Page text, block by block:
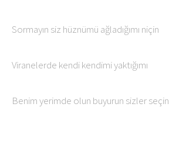
Sormayın siz hüznümü ağladığımı niçin
Viranelerde kendi kendimi yaktığımı
Benim yerimde olun buyurun sizler seçin